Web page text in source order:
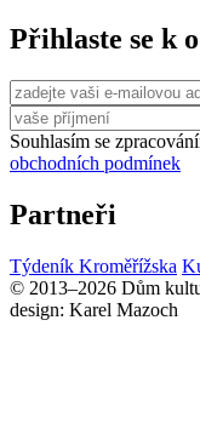
Přihlaste se k
Souhlasím se
obchodních podmínek
Partneři
Týdeník Kroměřížska
© 2013–2026 Dům
design: Karel Mazoch